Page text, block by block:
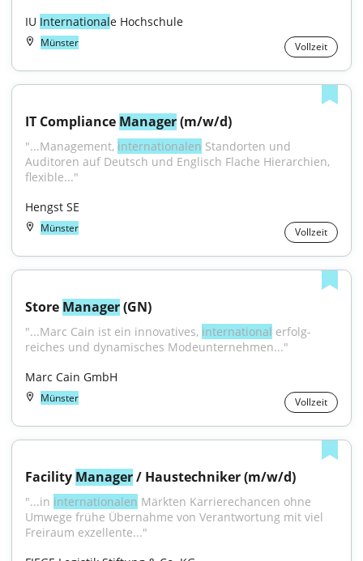
IU Internationale Hochschule
Münster Vollzeit
IT Compliance Manager (m/w/d)
"...Management, internationalen Standorten und
Auditoren auf Deutsch und Englisch Flache Hierarchien,
flexible..."
Hengst SE
Münster Vollzeit
Store Manager (GN)
"...Marc Cain ist ein innovatives, international erfolg­
reiches und dynami­sches Mode­unter­nehmen..."
Marc Cain GmbH
Münster Vollzeit
Facility Manager / Haustechniker (m/w/d)
"...in internationalen Märkten Karrierechancen ohne
Umwege frühe Übernahme von Verantwortung mit viel
Freiraum exzellente..."